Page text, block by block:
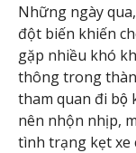
Những ngày
đột biến khiến
gặp nhiều khó
thông trong
tham quan đi bộ
nên nhộn nhịp,
tình trạng kẹt xe